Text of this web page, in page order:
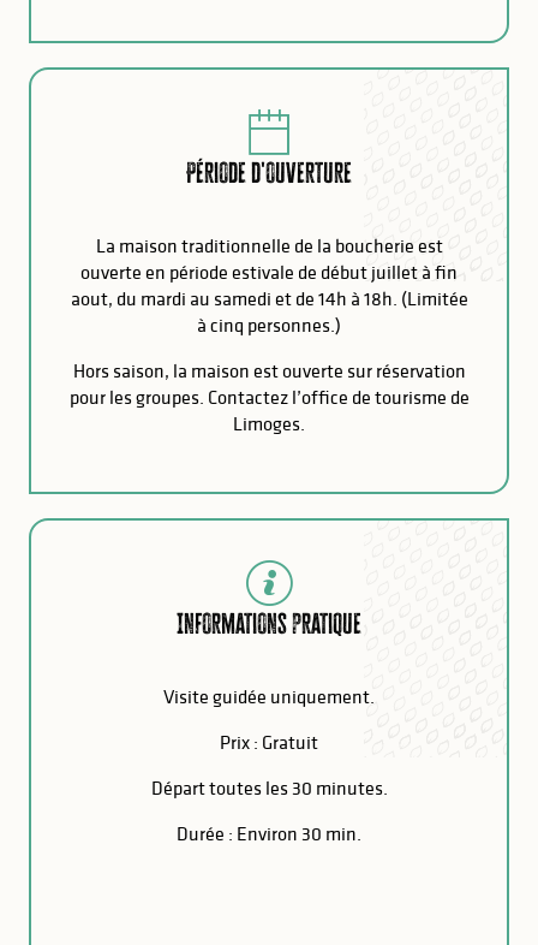
Période d'ouverture
La maison traditionnelle de la boucherie est
ouverte en période estivale de début juillet à fin
aout, du mardi au samedi et de 14h à 18h. (Limitée
à cinq personnes.)
Hors saison, la maison est ouverte sur réservation
pour les groupes. Contactez l’office de tourisme de
Limoges.
Informations pratique
Visite guidée uniquement.
Prix : Gratuit
Départ toutes les 30 minutes.
Durée : Environ 30 min.